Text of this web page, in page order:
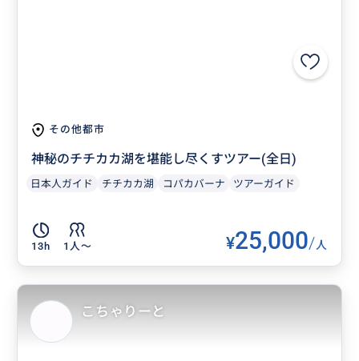
その他都市
神秘のチチカカ湖を堪能し尽くすツアー(全日)
日本人ガイド チチカカ湖 コパカバーナ ツアーガイド
13h 1人〜 ¥25,000/人
こちゃりーと